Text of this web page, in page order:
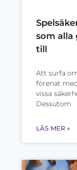
som alla
till
Att surfa
förenat
vissa
Dessutom
LÄS MER »